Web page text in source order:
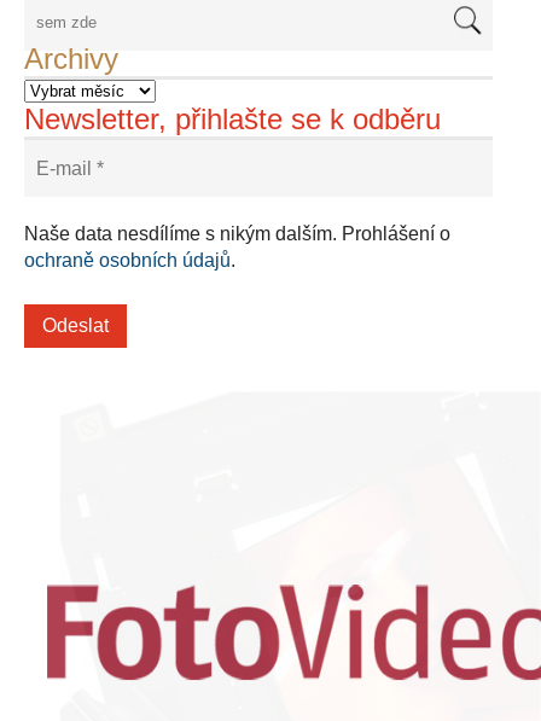
Archivy
Newsletter, přihlašte se k odběru
Naše data nesdílíme s nikým dalším. Prohlášení o
ochraně osobních údajů.